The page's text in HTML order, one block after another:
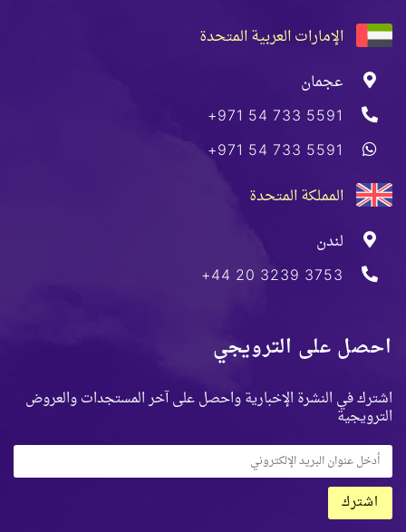
الإمارات العربية المتحدة
عجمان
+971 54 733 5591
+971 54 733 5591
المملكة المتحدة
لندن
+44 20 3239 3753
احصل على الترويجي
اشترك في النشرة الإخبارية واحصل على آخر المستجدات والعروض
الترويجية
اشترك